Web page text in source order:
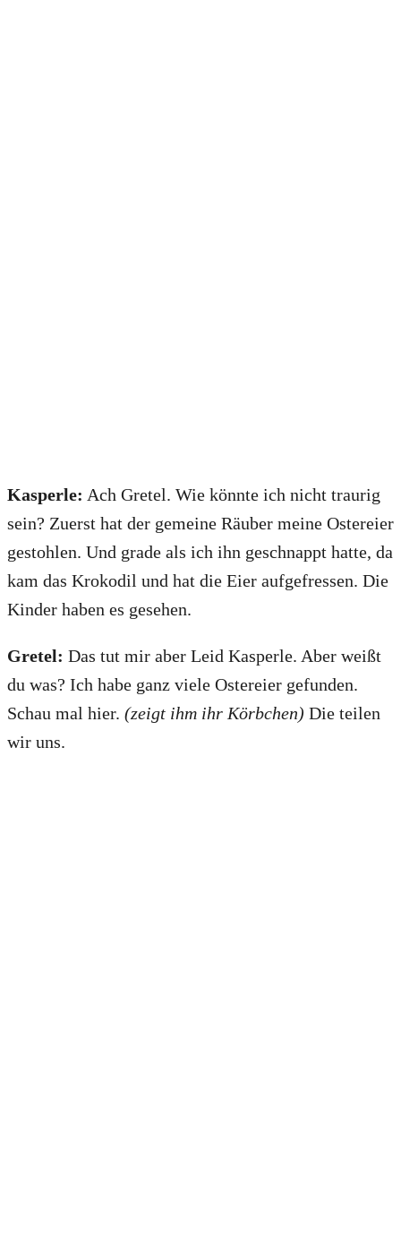
Kasperle: Ach Gretel. Wie könnte ich nicht traurig
sein? Zuerst hat der gemeine Räuber meine Ostereier
gestohlen. Und grade als ich ihn geschnappt hatte, da
kam das Krokodil und hat die Eier aufgefressen. Die
Kinder haben es gesehen.
Gretel: Das tut mir aber Leid Kasperle. Aber weißt
du was? Ich habe ganz viele Ostereier gefunden.
Schau mal hier. (zeigt ihm ihr Körbchen) Die teilen
wir uns.